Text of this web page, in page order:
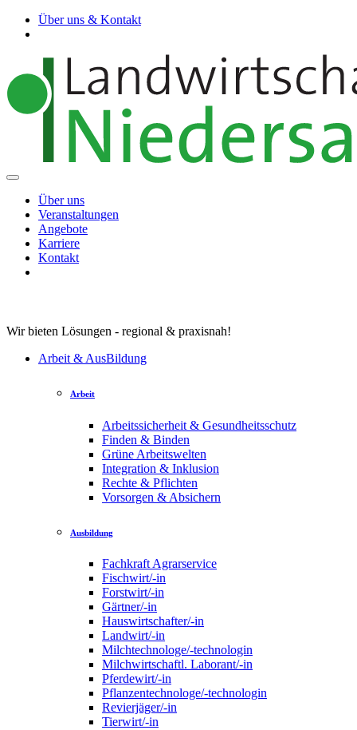
Über uns & Kontakt
Über uns
Veranstaltungen
Angebote
Karriere
Kontakt
Wir bieten Lösungen - regional & praxisnah!
Arbeit & AusBildung
Arbeit
Arbeitssicherheit & Gesundheitsschutz
Finden & Binden
Grüne Arbeitswelten
Integration & Inklusion
Rechte & Pflichten
Vorsorgen & Absichern
Ausbildung
Fachkraft Agrarservice
Fischwirt/-in
Forstwirt/-in
Gärtner/-in
Hauswirtschafter/-in
Landwirt/-in
Milchtechnologe/-technologin
Milchwirtschaftl. Laborant/-in
Pferdewirt/-in
Pflanzentechnologe/-technologin
Revierjäger/-in
Tierwirt/-in